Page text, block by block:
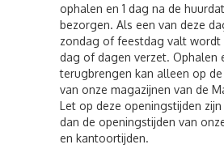
ophalen en 1 dag na de
bezorgen. Als een van deze
zondag of feestdag valt wordt
dag of dagen verzet. Ophalen
terugbrengen kan alleen op
van onze magazijnen van de
Let op deze openingstijden
dan de openingstijden van
en kantoortijden.